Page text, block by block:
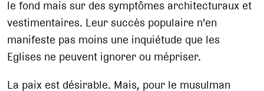
le fond mais sur des symptômes architecturaux et
vestimentaires. Leur succès populaire n'en
manifeste pas moins une inquiétude que les
Eglises ne peuvent ignorer ou mépriser.
La paix est désirable. Mais, pour le musulman